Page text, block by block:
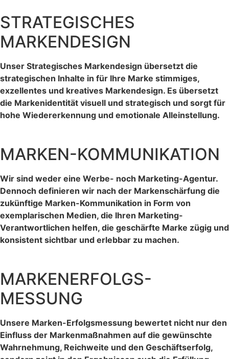
STRATEGISCHES
MARKENDESIGN
Unser Strategisches Markendesign übersetzt die
strategischen Inhalte in für Ihre Marke stimmiges,
exzellentes und kreatives Markendesign. Es übersetzt
die Markenidentität visuell und strategisch und sorgt für
hohe Wiedererkennung und emotionale Alleinstellung.
MARKEN-KOMMUNIKATION
Wir sind weder eine Werbe- noch Marketing-Agentur.
Dennoch definieren wir nach der Markenschärfung die
zukünftige Marken-Kommunikation in Form von
exemplarischen Medien, die Ihren Marketing-
Verantwortlichen helfen, die geschärfte Marke zügig und
konsistent sichtbar und erlebbar zu machen.
MARKENERFOLGS-
MESSUNG
Unsere Marken-Erfolgsmessung bewertet nicht nur den
Einfluss der Markenmaßnahmen auf die gewünschte
Wahrnehmung, Reichweite und den Geschäftserfolg,